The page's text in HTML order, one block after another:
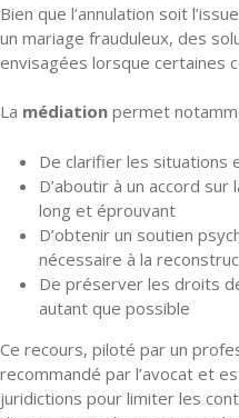
Bien que l’annulation soit
un mariage frauduleux, des
envisagées lorsque certaines
La médiation permet
De clarifier les situations
D’aboutir à un accord
long et éprouvant
D’obtenir un soutien
nécessaire à la
De préserver les droits
autant que possible
Ce recours, piloté par un
recommandé par l’avocat et
juridictions pour limiter les